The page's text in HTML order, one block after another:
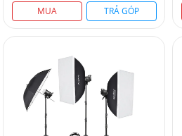
MUA TRẢ GÓP